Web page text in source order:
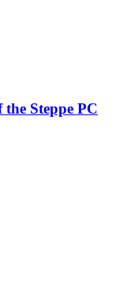
Steppe PC